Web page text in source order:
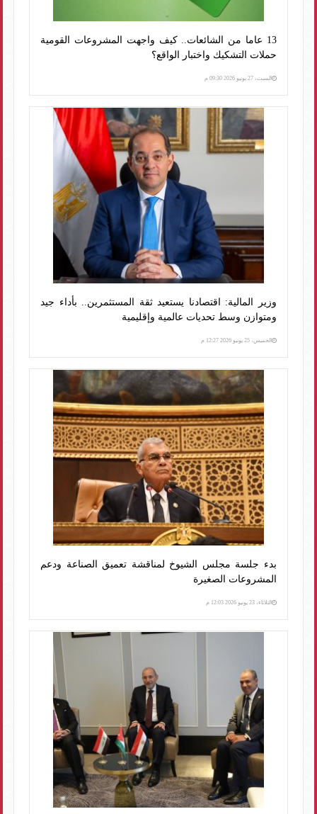
13 عاما من الشائعات.. كيف واجهت المشروعات القومية
حملات التشكيك واختبار الواقع؟
السبت، 27 يونيو 2026 09:30 م
وزير المالية: اقتصادنا يستعيد ثقة المستثمرين.. بأداء جيد
ومتوازن وسط تحديات عالمية وإقليمية
الخميس، 25 يونيو 2026 12:27 م
بدء جلسة مجلس الشيوخ لمناقشة تعميق الصناعة ودعم
المشروعات الصغيرة
الثلاثاء، 23 يونيو 2026 12:03 م